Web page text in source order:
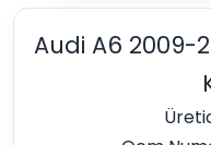
Audi A6 2009-